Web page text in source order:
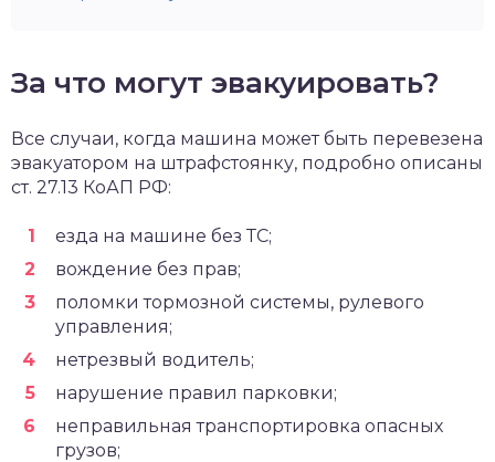
За что могут эвакуировать?
Все случаи, когда машина может быть перевезена
эвакуатором на штрафстоянку, подробно описаны
ст. 27.13 КоАП РФ:
езда на машине без ТС;
вождение без прав;
поломки тормозной системы, рулевого
управления;
нетрезвый водитель;
нарушение правил парковки;
неправильная транспортировка опасных
грузов;